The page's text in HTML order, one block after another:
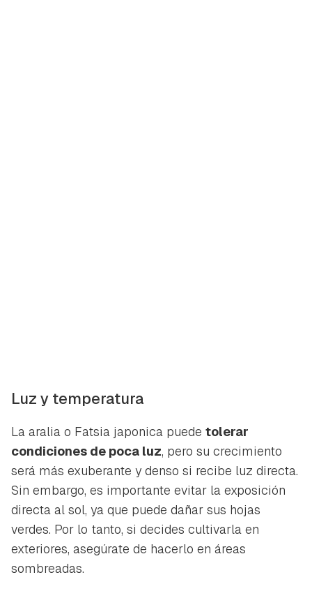
Luz y temperatura
La aralia o Fatsia japonica puede tolerar
condiciones de poca luz, pero su crecimiento
será más exuberante y denso si recibe luz directa.
Sin embargo, es importante evitar la exposición
directa al sol, ya que puede dañar sus hojas
verdes. Por lo tanto, si decides cultivarla en
exteriores, asegúrate de hacerlo en áreas
sombreadas.